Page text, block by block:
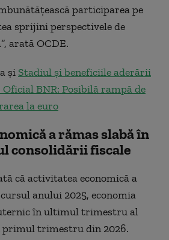
participarea pe
sprijini perspectivele de
arată OCDE.
și Stadiul și beneficiile aderării
BNR: Posibilă rampă de
la euro
a rămas slabă în
consolidării fiscale
că activitatea economică a
anului 2025, economia
în ultimul trimestru al
primul trimestru din 2026.